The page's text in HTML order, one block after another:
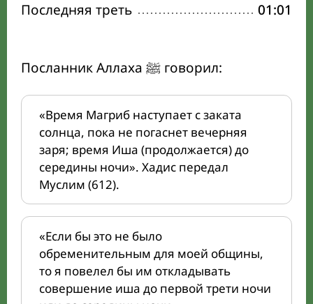
Последняя треть
01:01
Посланник Аллаха ﷺ говорил:
«Время Магриб наступает с заката
солнца, пока не погаснет вечерняя
заря; время Иша (продолжается) до
середины ночи». Хадис передал
Муслим (612).
«Если бы это не было
обременительным для моей общины,
то я повелел бы им откладывать
совершение иша до первой трети ночи